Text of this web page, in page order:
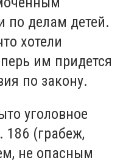
по делам детей.
хотели
им придется
по закону.
уголовное
186 (грабеж,
не опасным